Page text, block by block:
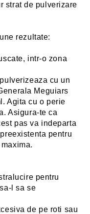
strat de pulverizare
rezultate:
intr-o zona
cu un
Meguiars
Agita cu o perie
Asigura-te ca
pas va indeparta
pentru
pentru
l sa se
de pe roti sau